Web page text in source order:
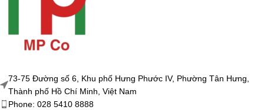
73-75 Đường số 6, Khu phố Hưng Phước IV, Phường Tân Hưng,
Thành phố Hồ Chí Minh, Việt Nam
Phone: 028 5410 8888